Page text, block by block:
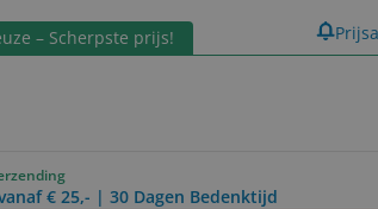
geen artikelen gevonden.
– Scherpste prijs!
€ 25,- | 30 Dagen Bedenktijd